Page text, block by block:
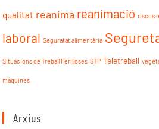
qualitat reanima reanimació riscos
laboral Seguratat alimentària
Situacions de Treball Perilloses STP Teletreball
màquines
Arxius